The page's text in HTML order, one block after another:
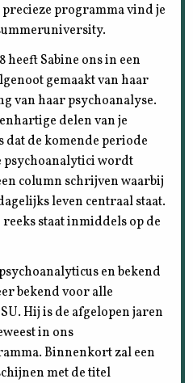
programma vind je
heeft Sabine ons in een
gemaakt van haar
van haar psychoanalyse.
delen van je
de komende periode
psychoanalytici wordt
column schrijven waarbij
leven centraal staat.
staat inmiddels op de
en bekend
bekend voor alle
Hij is de afgelopen jaren
in ons
Binnenkort zal een
met de titel